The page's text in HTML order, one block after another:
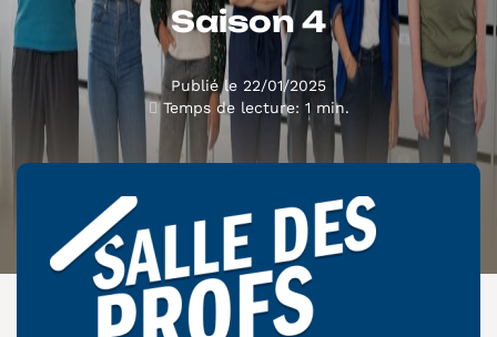
Saison 4
Publié le 22/01/2025
Temps de lecture: 1 min.